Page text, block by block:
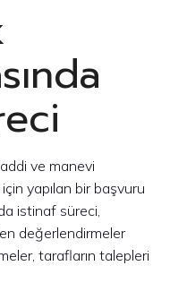
ve manevi
yapılan bir başvuru
istinaf süreci,
değerlendirmeler
tarafların talepleri